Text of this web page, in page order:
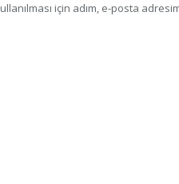
için adım, e-posta